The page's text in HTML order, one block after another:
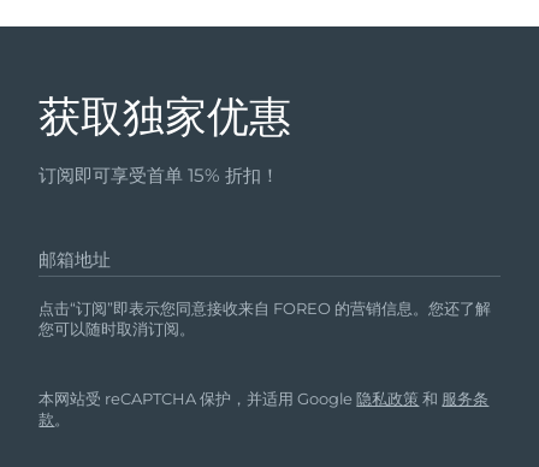
获取独家优惠
订阅即可享受首单 15% 折扣！
邮箱地址
点击“订阅”即表示您同意接收来自 FOREO 的营销信息。您还了解
您可以随时取消订阅。
本网站受 reCAPTCHA 保护，并适用 Google隐私政策 和 服务条
款。